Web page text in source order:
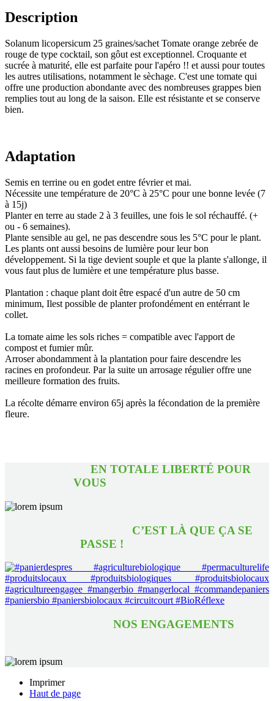
Description
Solanum licopersicum 25 graines/sachet Tomate orange zebrée de
rouge de type cocktail, son gôut est exceptionnel. Croquante et
sucrée à maturité, elle est parfaite pour l'apéro !! et aussi pour toutes
les autres utilisations, notamment le sèchage. C'est une tomate qui
offre une production abondante avec des nombreuses grappes bien
remplies tout au long de la saison. Elle est résistante et se conserve
bien.
Adaptation
Semis en terrine ou en godet entre février et mai.
Nécessite une température de 20°C à 25°C pour une bonne levée (7
à 15j)
Planter en terre au stade 2 à 3 feuilles, une fois le sol réchauffé. (+
ou - 6 semaines).
Plante sensible au gel, ne pas descendre sous les 5°C pour le plant.
Les plants ont aussi besoins de lumière pour leur bon
développement. Si la tige devient souple et que la plante s'allonge, il
vous faut plus de lumière et une température plus basse.
Plantation : chaque plant doit être espacé d'un autre de 50 cm
minimum, Ilest possible de planter profondément en entérrant le
collet.
La tomate aime les sols riches = compatible avec l'apport de
compost et fumier mûr.
Arroser abondamment à la plantation pour faire descendre les
racines en profondeur. Par la suite un arrosage régulier offre une
meilleure formation des fruits.
La récolte démarre environ 65j après la fécondation de la première
fleure.
EN TOTALE LIBERTÉ POUR
VOUS
C’EST LÀ QUE ÇA SE
PASSE !
NOS ENGAGEMENTS
Imprimer
Haut de page